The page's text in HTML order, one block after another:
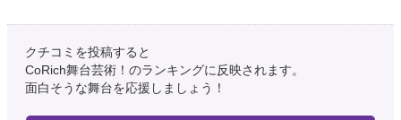
クチコミを投稿すると
CoRich舞台芸術！のランキングに反映されます。
面白そうな舞台を応援しましょう！